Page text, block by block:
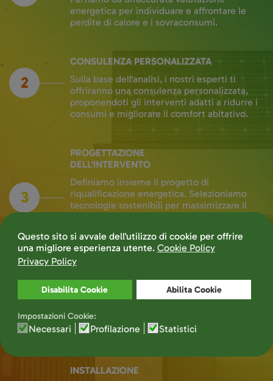
energetica per individuare e affrontare le
perdite di calore e i sovraconsumi.
CONSULENZA PERSONALIZZATA
Sulla base dell'analisi, i nostri esperti ti
offriranno una consulenza personalizzata,
proponendoti gli interventi adatti a ridurre i
consumi e migliorare il comfort abitativo.
2
PROGETTAZIONE
DELL'INTERVENTO
Definiamo insieme il progetto di
riqualificazione energetica. Selezioniamo
tecnologie sostenibili per massimizzare il
3
PRODUZIONE
I nostri tecnici specializzati realizzeranno gli
interventi con precisione ed attenzione,
domestico, pur elevando gli standard
energetici del tuo immobile.
4
INSTALLAZIONE